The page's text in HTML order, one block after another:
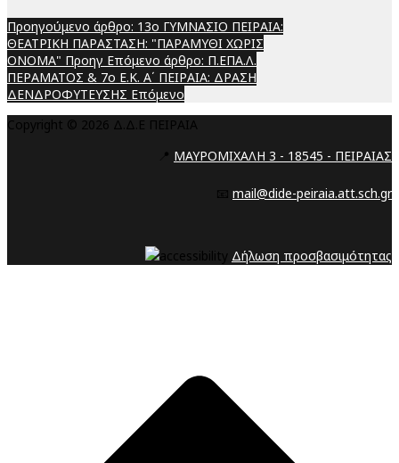
Προηγούμενο άρθρο: 13ο ΓΥΜΝΑΣΙΟ ΠΕΙΡΑΙΑ:
ΘΕΑΤΡΙΚΗ ΠΑΡΑΣΤΑΣΗ: "ΠΑΡΑΜΥΘΙ ΧΩΡΙΣ
ΟΝΟΜΑ" Προηγ Επόμενο άρθρο: Π.ΕΠΑ.Λ.
ΠΕΡΑΜΑΤΟΣ & 7ο Ε.Κ. Α΄ ΠΕΙΡΑΙΑ: ΔΡΑΣΗ
ΔΕΝΔΡΟΦΥΤΕΥΣΗΣ Επόμενο
Copyright © 2026 Δ.Δ.Ε ΠΕΙΡΑΙΑ
📍 ΜΑΥΡΟΜΙΧΑΛΗ 3 - 18545 - ΠΕΙΡΑΙΑΣ
📧 mail@dide-peiraia.att.sch.gr
Δήλωση προσβασιμότητας